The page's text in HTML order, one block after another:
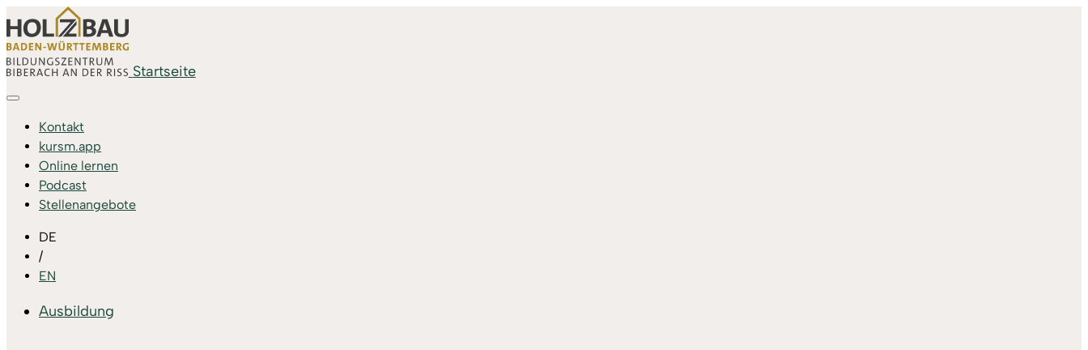
Startseite
Kontakt
kursm.app
Online lernen
Podcast
Stellenangebote
DE
/
EN
Ausbildung